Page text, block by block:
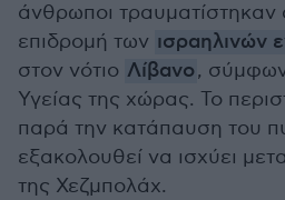
άνθρωποι τραυματίστηκαν
επιδρομή των ισραηλινών
στον νότιο Λίβανο,
Υγείας της χώρας. Το
παρά την κατάπαυση του
εξακολουθεί να ισχύει
της Χεζμπολάχ.